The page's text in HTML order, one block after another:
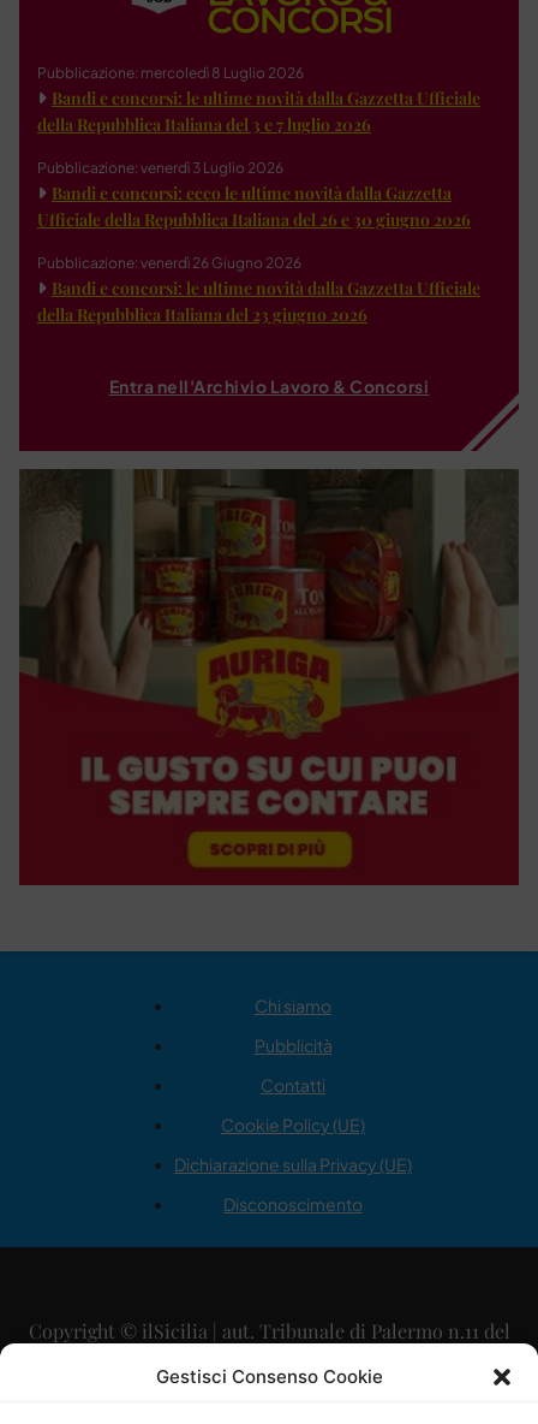
Gestisci Consenso Cookie
Pubblicazione: mercoledì 8 Luglio 2026
Bandi e concorsi: le ultime novità dalla Gazzetta Ufficiale
della Repubblica Italiana del 3 e 7 luglio 2026
Pubblicazione: venerdì 3 Luglio 2026
Bandi e concorsi: ecco le ultime novità dalla Gazzetta
Ufficiale della Repubblica Italiana del 26 e 30 giugno 2026
Pubblicazione: venerdì 26 Giugno 2026
Bandi e concorsi: le ultime novità dalla Gazzetta Ufficiale
della Repubblica Italiana del 23 giugno 2026
Entra nell'Archivio Lavoro & Concorsi
Chi siamo
Pubblicità
Contatti
Cookie Policy (UE)
Dichiarazione sulla Privacy (UE)
Disconoscimento
Copyright © ilSicilia | aut. Tribunale di Palermo n.11 del
29/09/2015